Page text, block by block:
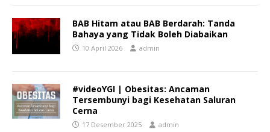
BAB Hitam atau BAB Berdarah: Tanda
Bahaya yang Tidak Boleh Diabaikan
10 April 2026 admin
#videoYGI | Obesitas: Ancaman
Tersembunyi bagi Kesehatan Saluran
Cerna
17 Desember 2025 admin